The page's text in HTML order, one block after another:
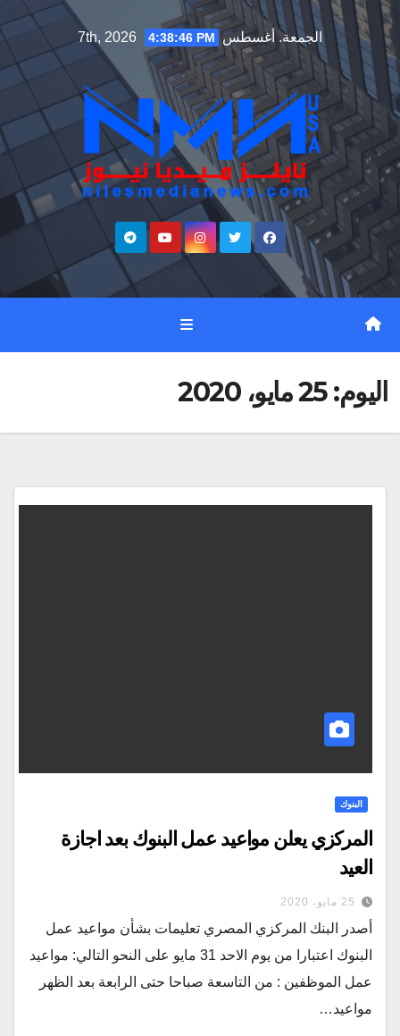
Skip
to
content
الجمعة. أغسطس 7th, 2026 4:38:47 PM
اليوم:25 مايو، 2020
البنوك
المركزي يعلن مواعيد عمل البنوك بعد اجازة
العيد
25 مايو، 2020
أصدر البنك المركزي المصري تعليمات بشأن مواعيد عمل
البنوك اعتبارا من يوم الاحد 31 مايو على النحو التالي: مواعيد
عمل الموظفين : من التاسعة صباحا حتى الرابعة بعد الظهر
مواعيد…